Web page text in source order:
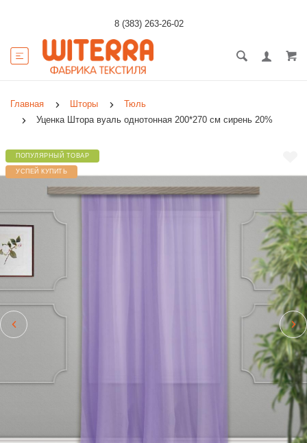
8 (383) 263-26-02
Главная Шторы
Тюль
Уценка Штора вуаль однотонная 200*270 см сирень 20%
ПОПУЛЯРНЫЙ ТОВАР
УСПЕЙ КУПИТЬ